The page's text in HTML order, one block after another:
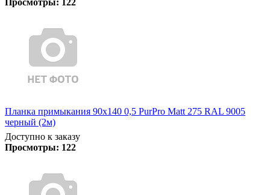
Планка примыкания 90х140 0,5 PurPro Matt 275 RAL 9005
черный (2м)
Доступно к заказу
Просмотры: 122